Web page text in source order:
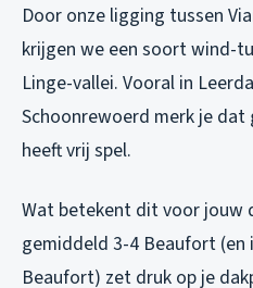
Door onze ligging tussen
krijgen we een soort wind-
Linge-vallei. Vooral in
Schoonrewoerd merk je
heeft vrij spel.
Wat betekent dit voor jouw
gemiddeld 3-4 Beaufort
Beaufort) zet druk op je